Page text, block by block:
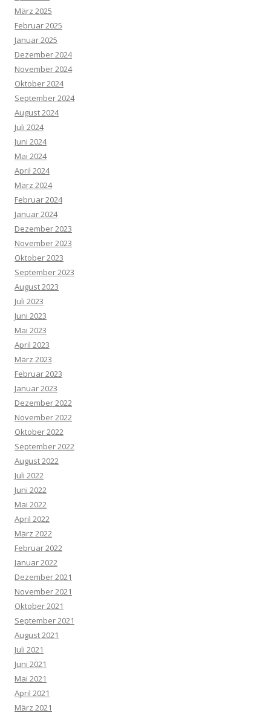
März 2025
Februar 2025
Januar 2025
Dezember 2024
November 2024
Oktober 2024
September 2024
August 2024
Juli 2024
Juni 2024
Mai 2024
April 2024
März 2024
Februar 2024
Januar 2024
Dezember 2023
November 2023
Oktober 2023
September 2023
August 2023
Juli 2023
Juni 2023
Mai 2023
April 2023
März 2023
Februar 2023
Januar 2023
Dezember 2022
November 2022
Oktober 2022
September 2022
August 2022
Juli 2022
Juni 2022
Mai 2022
April 2022
März 2022
Februar 2022
Januar 2022
Dezember 2021
November 2021
Oktober 2021
September 2021
August 2021
Juli 2021
Juni 2021
Mai 2021
April 2021
März 2021